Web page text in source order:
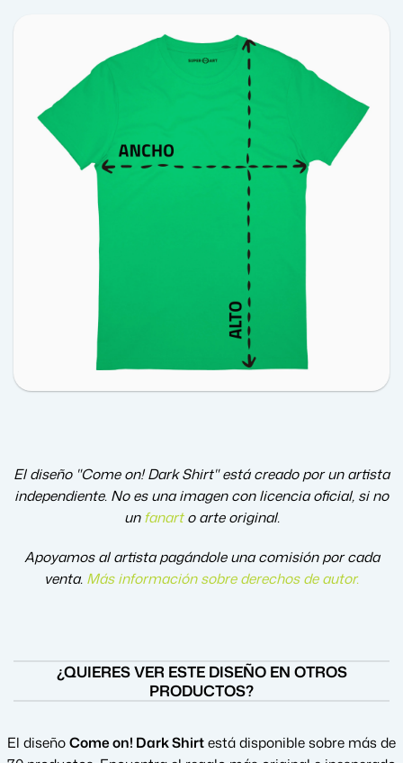
El diseño "Come on! Dark Shirt" está creado por un artista
independiente. No es una imagen con licencia oficial, si no
unfanart o arte original.
Apoyamos al artista pagándole una comisión por cada
venta. Más información sobre derechos de autor.
¿QUIERES VER ESTE DISEÑO EN OTROS
PRODUCTOS?
El diseñoCome on! Dark Shirtestá disponible sobre más de